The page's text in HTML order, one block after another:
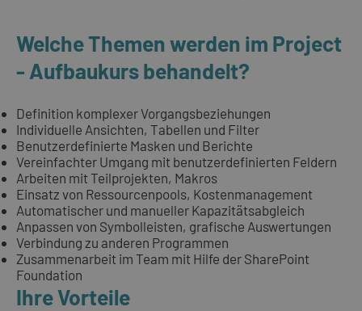
Welche Themen werden im Project
- Aufbaukurs behandelt?
Definition komplexer Vorgangsbeziehungen
Individuelle Ansichten, Tabellen und Filter
Benutzerdefinierte Masken und Berichte
Vereinfachter Umgang mit benutzerdefinierten Feldern
Arbeiten mit Teilprojekten, Makros
Einsatz von Ressourcenpools, Kostenmanagement
Automatischer und manueller Kapazitätsabgleich
Anpassen von Symbolleisten, grafische Auswertungen
Verbindung zu anderen Programmen
Zusammenarbeit im Team mit Hilfe der SharePoint
Foundation
Ihre Vorteile